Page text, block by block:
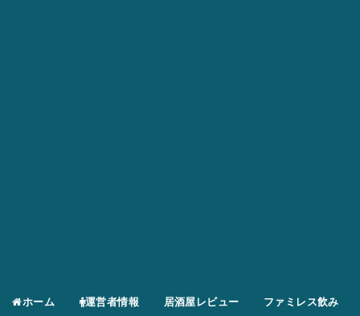
ホーム 運営者情報 居酒屋レビュー ファミレス飲み